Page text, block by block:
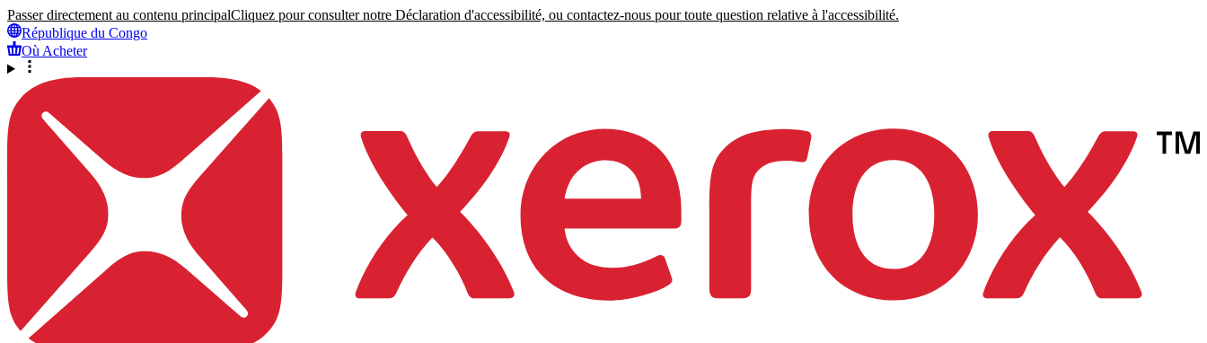
Passer directement au contenu principalCliquez pour consulter notre Déclaration d'accessibilité, ou contactez-nous pour toute question relative à l'accessibilité.
République du Congo
Où Acheter